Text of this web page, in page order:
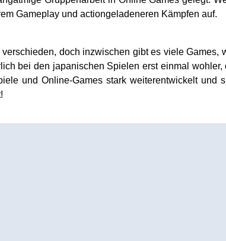
Gameplay und actiongeladeneren Kämpfen auf.
doch inzwischen gibt es viele
bei den japanischen Spielen erst einmal
und Online-Games stark weiterentwickelt